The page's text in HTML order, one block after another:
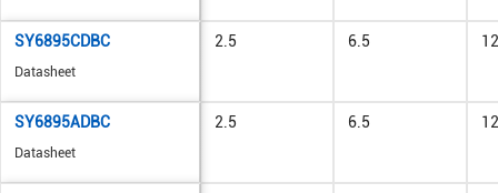
SY6895CDBC
Datasheet
2.5 6.5 12
SY6895ADBC
Datasheet
2.5 6.5 12